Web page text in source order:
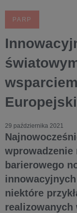
PARP
29 października 2021
wprowadzenie
barierowego
niektóre
realizowanych